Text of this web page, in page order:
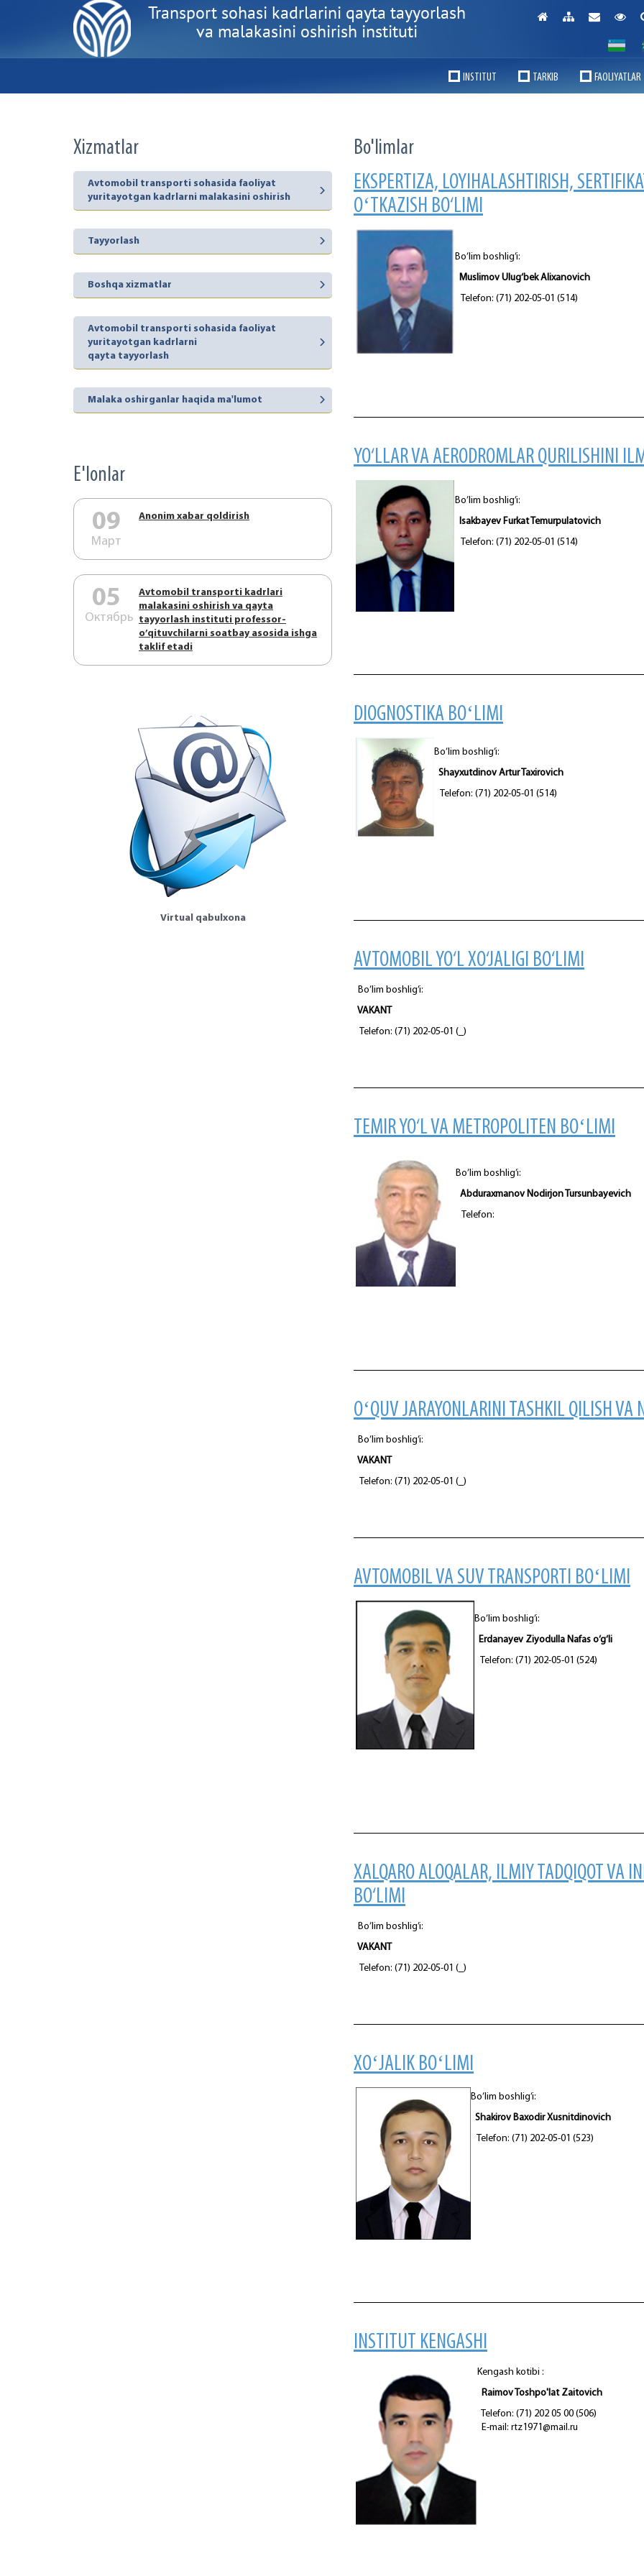
Transport sohasi kadrlarini qayta tayyorlash
va malakasini oshirish instituti
INSTITUT TARKIB FAOLIYATLAR
Xizmatlar
Avtomobil transporti sohasida faoliyat
yuritayotgan kadrlarni malakasini oshirish
Tayyorlash
Boshqa xizmatlar
Avtomobil transporti sohasida faoliyat
yuritayotgan kadrlarni
qayta tayyorlash
Malaka oshirganlar haqida ma'lumot
E'lonlar
09
Март
Аnonim xabar qoldirish
05
Октябрь
Аvtоmоbil trаnspоrti kаdrlаri
mаlаkаsini оshirish vа qаytа
tаyyorlаsh instituti prоfеssоr-
o’qituvchilаrni sоаtbаy аsоsidа ishgа
tаklif etаdi
Virtual qabulxona
Bo'limlar
EKSPERTIZA, LOYIHALASHTIRISH,
OʻTKAZISH BO‘LIMI
Bo’lim boshlig’i:
Muslimov Ulug‘bek Alixanovich
Telefon: (71) 202-05-01 (514)
YO‘LLAR VA AERODROMLAR QURILISHINI
Bo’lim boshlig’i:
Isakbayev Furkat Temurpulatovich
Telefon: (71) 202-05-01 (514)
DIOGNOSTIKA BOʻLIMI
Bo’lim boshlig’i:
Shayxutdinov Artur Taxirovich
Telefon: (71) 202-05-01 (514)
AVTOMOBIL YO‘L XO‘JALIGI BO‘LIMI
Bo’lim boshlig’i:
VAKANT
Telefon: (71) 202-05-01 (_)
TEMIR YO‘L VA METROPOLITEN BOʻLIMI
Bo’lim boshlig’i:
Abduraxmanov Nodirjon Tursunbayevich
Telefon:
OʻQUV JARAYONLARINI TASHKIL QILISH VA
Bo’lim boshlig’i:
VAKANT
Telefon: (71) 202-05-01 (_)
AVTOMOBIL VA SUV TRANSPORTI BOʻLIMI
Bo’lim boshlig’i:
Erdanayev Ziyodulla Nafas o‘g‘li
Telefon: (71) 202-05-01 (524)
XALQARO ALOQALAR, ILMIY TADQIQOT VA
BO‘LIMI
Bo’lim boshlig’i:
VAKANT
Telefon: (71) 202-05-01 (_)
XOʻJALIK BOʻLIMI
Bo’lim boshlig’i:
Shakirov Baxodir Xusnitdinovich
Telefon: (71) 202-05-01 (523)
INSTITUT KENGASHI
Kengash kotibi :
Raimov Toshpo'lat Zaitovich
Telefon: (71) 202 05 00 (506)
E-mail: rtz1971@mail.ru